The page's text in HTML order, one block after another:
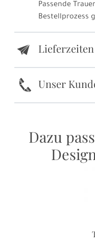
Passende
Bestellprozess
e
k Unser
Dazu